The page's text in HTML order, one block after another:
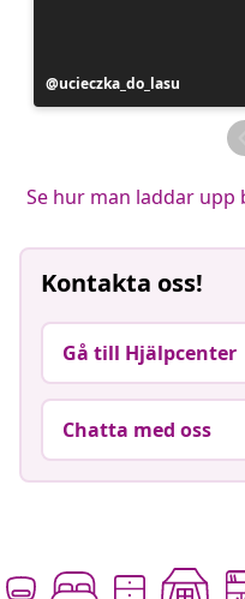
Inlägg
publicerat
ucieczka_do_lasu
Se hur man laddar upp
Kontakta oss!
Gå till Hjälpcenter
Chatta med oss